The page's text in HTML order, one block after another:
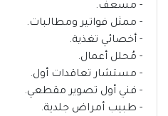
- مسعف.
- ممثل فواتير ومطالبات.
- أخصائي تغذية.
- مُحلل أعمال.
- مستشار تعاقدات أول.
- فني أول تصوير مقطعي.
- طبيب أمراض جلدية.